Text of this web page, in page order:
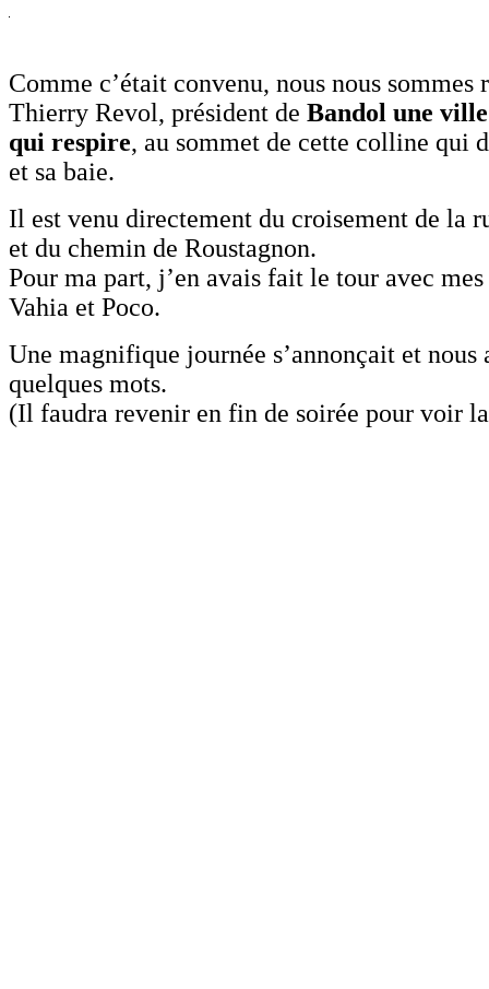
Comme c’était convenu, nous nous sommes
Thierry Revol, président de Bandol une
qui respire, au sommet de cette colline qui
et sa baie.
Il est venu directement du croisement de la
et du chemin de Roustagnon.
Pour ma part, j’en avais fait le tour avec
Vahia et Poco.
Une magnifique journée s’annonçait et nous
quelques mots.
(Il faudra revenir en fin de soirée pour voir